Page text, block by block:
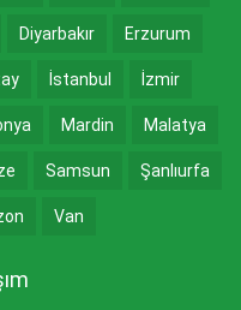
Diyarbakır Erzurum
İstanbul İzmir
Mardin Malatya
Samsun Şanlıurfa
Van